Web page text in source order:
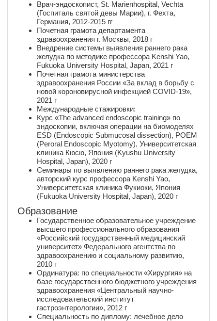
Врач-эндоскопист, St. Marienhospital, Vechta
(Госпиталь святой девы Марии), г. Фехта,
Германия, 2012-2015 гг
Почетная грамота департамента
здравоохранения г. Москвы, 2018 г
Внедрение системы выявления раннего рака
желудка по методике профессора Kenshi Yao,
Fukuoka University Hospital, Japan, 2021 г
Почетная грамота министерства
здравоохранения России «За вклад в борьбу с
новой короновирусной инфекцией СOVID-19»,
2021 г
Международные стажировки:
Курс «The advanced endoscopic training» по
эндоскопии, включая операции на биомоделях
ESD (Endoscopic Submucosal dissection), POEM
(Peroral Endoscopic Myotomy), Университетская
клиника Кюсю, Япония (Kyushu University
Hospital, Japan), 2020 г
Семинары по выявлению раннего рака желудка,
авторский курс профессора Kenshi Yao,
Университетская клиника Фукиоки, Япония
(Fukuoka University Hospital, Japan), 2020 г
Образование
Государственное образовательное учреждение
высшего профессионального образования
«Российский государственный медицинский
университет» Федерального агентства по
здравоохранению и социальному развитию,
2010 г
Ординатура: по специальности «Хирургия» на
базе государственного бюджетного учреждения
здравоохранения «Центральный научно-
исследовательский институт
гастроэнтерологии», 2012 г
Специальность по диплому: лечебное дело